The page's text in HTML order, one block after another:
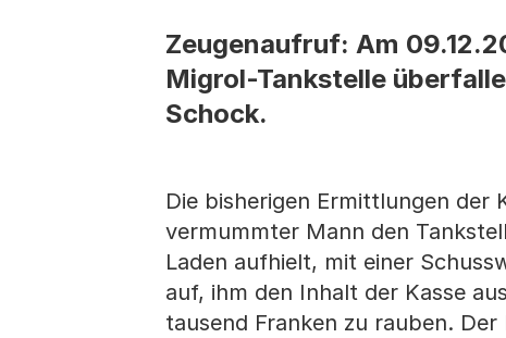
Zeugenaufruf: Am
Migrol-Tankstelle
Schock.
Die bisherigen Ermittlungen der
vermummter Mann den
Laden aufhielt, mit einer
auf, ihm den Inhalt der Kasse
tausend Franken zu rauben.